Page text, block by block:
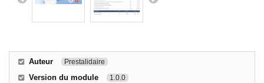
Auteur Prestalidaire
Version du module 1.0.0